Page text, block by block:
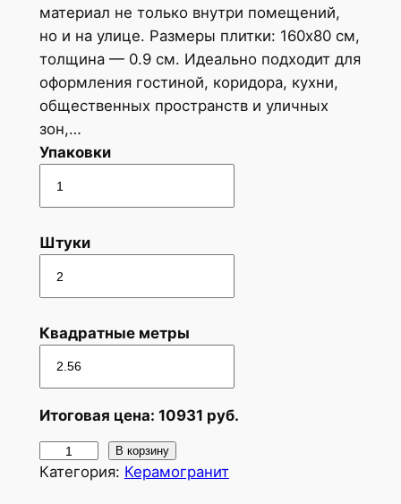
материал не только внутри помещений,
но и на улице. Размеры плитки: 160x80 см,
толщина — 0.9 см. Идеально подходит для
оформления гостиной, коридора, кухни,
общественных пространств и уличных
зон,…
Упаковки
Штуки
Квадратные метры
Итоговая цена: 10931 руб.
о
В корзину
Категория: Керамогранит